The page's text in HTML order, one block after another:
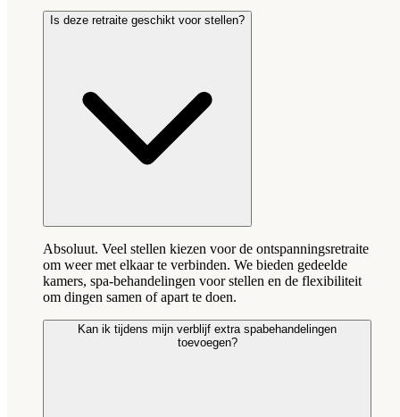
Is deze retraite geschikt voor stellen?
Absoluut. Veel stellen kiezen voor de ontspanningsretraite
om weer met elkaar te verbinden. We bieden gedeelde
kamers, spa-behandelingen voor stellen en de flexibiliteit
om dingen samen of apart te doen.
Kan ik tijdens mijn verblijf extra spabehandelingen
toevoegen?